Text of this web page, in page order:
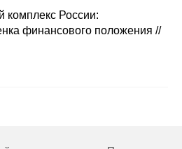
комплекс России:
финансового положения //